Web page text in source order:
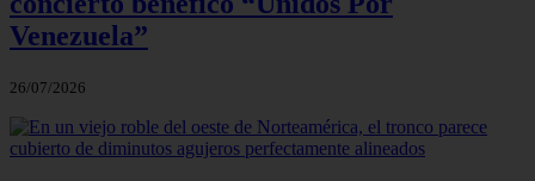
Venezuela”
26/07/2026